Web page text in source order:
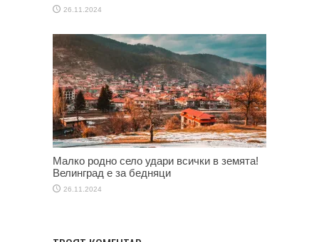
26.11.2024
Малко родно село удари всички в земята!
Велинград е за бедняци
26.11.2024